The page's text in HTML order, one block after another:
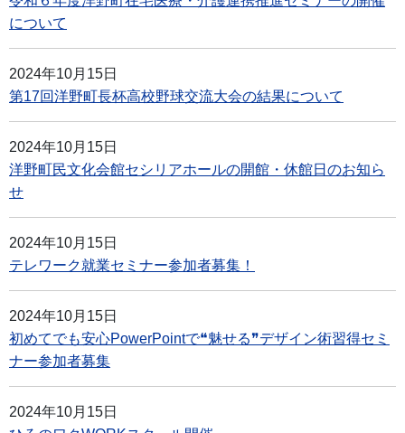
について
2024年10月15日
第17回洋野町長杯高校野球交流大会の結果について
2024年10月15日
洋野町民文化会館セシリアホールの開館・休館日のお知ら
せ
2024年10月15日
テレワーク就業セミナー参加者募集！
2024年10月15日
初めてでも安心PowerPointで❝魅せる❞デザイン術習得セミ
ナー参加者募集
2024年10月15日